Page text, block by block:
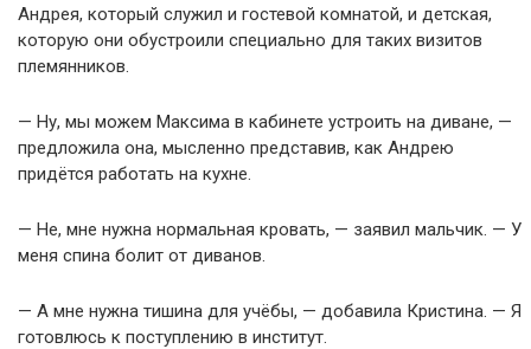
Андрея, который служил и гостевой комнатой, и детская,
которую они обустроили специально для таких визитов
племянников.
— Ну, мы можем Максима в кабинете устроить на диване, —
предложила она, мысленно представив, как Андрею
придётся работать на кухне.
— Не, мне нужна нормальная кровать, — заявил мальчик. — У
меня спина болит от диванов.
— А мне нужна тишина для учёбы, — добавила Кристина. — Я
готовлюсь к поступлению в институт.